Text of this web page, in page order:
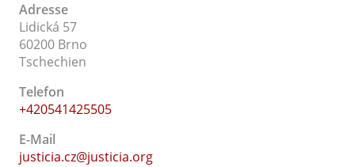
Adresse
Lidická 57
60200 Brno
Tschechien
Telefon
+420541425505
E-Mail
justicia.cz@justicia.org